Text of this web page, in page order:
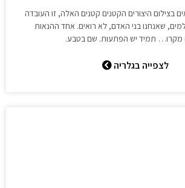
בצילום היצורים הקטנים קטנים האלה, זו העובדה
שאנחנו בני האדם, לא רואים. אחד ההנאות
מקרו… תמיד יש הפתעות. שם בטבע.
לצפייה בגלריה